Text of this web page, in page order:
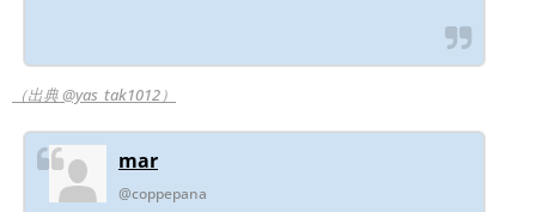
（出典 @yas_tak1012）
mar
@coppepana